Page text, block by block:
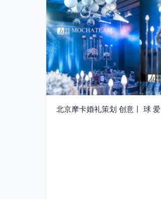
北京摩卡婚礼策划 创意丨 球 爱